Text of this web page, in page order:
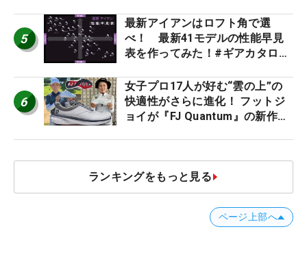
5
最新アイアンはロフト角で選
べ！ 最新41モデルの性能早見
表を作ってみた！#ギアカタログ
6
女子プロ17人が好む“雲の上”の
快適性がさらに進化！ フットジ
ョイが『FJ Quantum』の新作を
ランキングをもっと見る
ページ上部へ